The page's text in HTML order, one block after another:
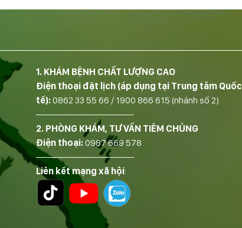
1. KHÁM BỆNH CHẤT LƯỢNG CAO
Điện thoại đặt lịch (áp dụng tại Trung tâm Quốc
tế):0862 33 55 66 / 1900 866 615 (nhánh số 2)
——————————-
2. PHÒNG KHÁM, TƯ VẤN TIÊM CHỦNG
Điện thoại:0987 669 578
——————————-
Liên kết mạng xã hội: